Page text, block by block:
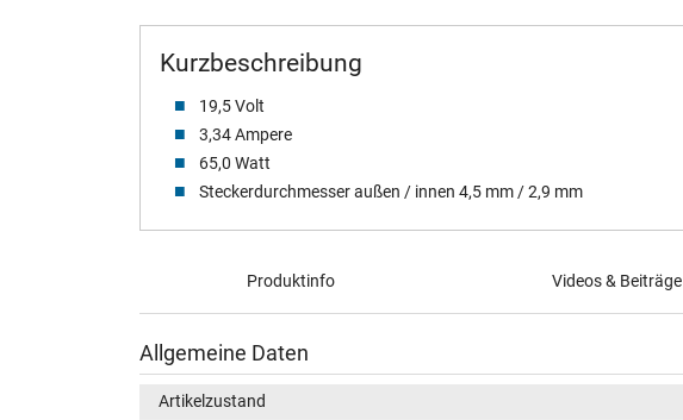
Kurzbeschreibung
19,5 Volt
3,34 Ampere
65,0 Watt
Steckerdurchmesser außen / innen 4,5 mm / 2,9 mm
Produktinfo Videos & Beiträge
Allgemeine Daten
Artikelzustand